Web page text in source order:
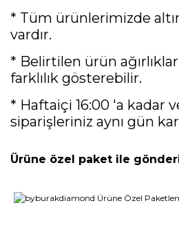
* Tüm ürünlerimizde
vardır.
* Belirtilen ürün
farklılık gösterebilir.
* Haftaiçi 16:00 'a kadar
siparişleriniz aynı gün
Ürüne özel paket ile